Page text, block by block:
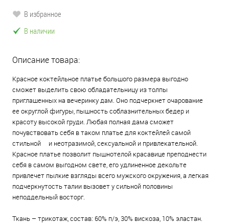
В избранное
В наличии
Описание товара:
Красное коктейльное платье большого размера выгодно
сможет выделить свою обладательницу из толпы
приглашенных на вечеринку дам. Оно подчеркнет очарование
ее округлой фигуры, пышность соблазнительных бедер и
красоту высокой груди. Любая полная дама сможет
почувствовать себя в таком платье для коктейлей самой
стильной и неотразимой, сексуальной и привлекательной.
Красное платье позволит пышнотелой красавице преподнести
себя в самом выгодном свете, его удлиненное декольте
привлечет пылкие взгляды всего мужского окружения, а легкая
подчеркнутость талии вызовет у сильной половины
неподдельный восторг.
Ткань – трикотаж, состав: 60% п/э, 30% вискоза, 10% эластан.